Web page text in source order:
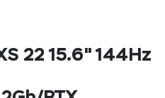
22 15.6" 144Hz